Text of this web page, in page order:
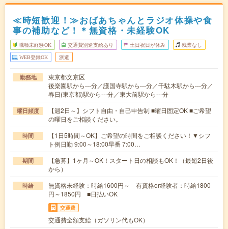
≪時短歓迎！≫おばあちゃんとラジオ体操や食
事の補助など！＊無資格・未経験OK
職種未経験OK 交通費別途支給あり 土日祝日が休み 残業なし
WEB登録OK 派遣
勤務地
東京都文京区
後楽園駅から---分／護国寺駅から---分／千駄木駅から---分／
春日(東京都)駅から---分／東大前駅から---分
曜日頻度
【週2日～】シフト自由・自己申告制 ■曜日固定OK ■ご希望
の曜日をご相談ください。
時間
【1日5時間～OK】ご希望の時間をご相談ください！▼シフ
ト例日勤 9:00～18:00早番 7:00…
期間
【急募】1ヶ月～OK！スタート日の相談もOK！（最短2日後
から）
時給
無資格未経験：時給1600円～ 有資格or経験者：時給1800
円～1850円 ■日払いOK
交通費
交通費全額支給（ガソリン代もOK）